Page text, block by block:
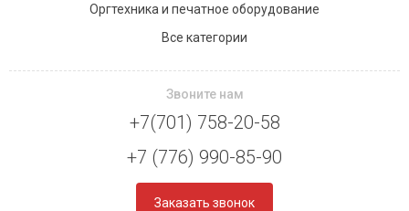
Оргтехника и печатное оборудование
Все категории
Звоните нам
+7(701) 758-20-58
+7 (776) 990-85-90
Заказать звонок